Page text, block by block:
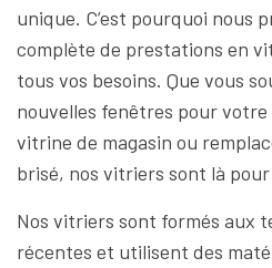
unique. C’est pourquoi nous
complète de prestations en
tous vos besoins. Que vous
nouvelles fenêtres pour
vitrine de magasin ou
brisé, nos vitriers sont là
Nos vitriers sont formés aux
récentes et utilisent des